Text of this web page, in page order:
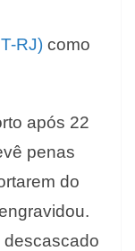
RJ) como
após 22
penas
do
descascado